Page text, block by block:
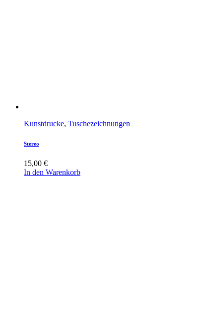
Kunstdrucke, Tuschezeichnungen
Stereo
15,00 €
In den Warenkorb